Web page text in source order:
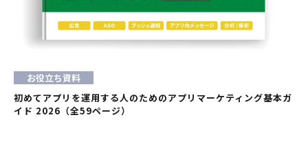
お役立ち資料
初めてアプリを運用する人のためのアプリマーケティング基本ガ
イド 2026（全59ページ）